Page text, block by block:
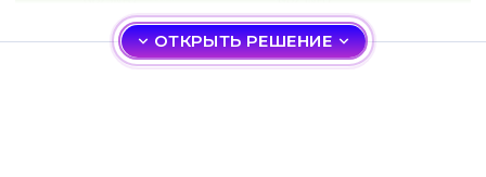
ОТКРЫТЬ РЕШЕНИЕ